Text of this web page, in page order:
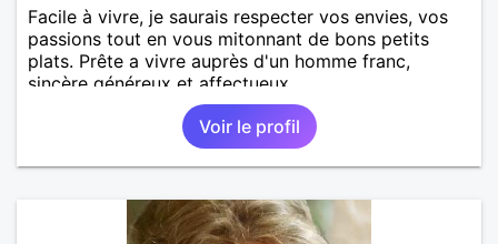
Facile à vivre, je saurais respecter vos envies, vos
passions tout en vous mitonnant de bons petits
plats. Prête a vivre auprès d'un homme franc,
sincère généreux et affectueux...
Voir le profil